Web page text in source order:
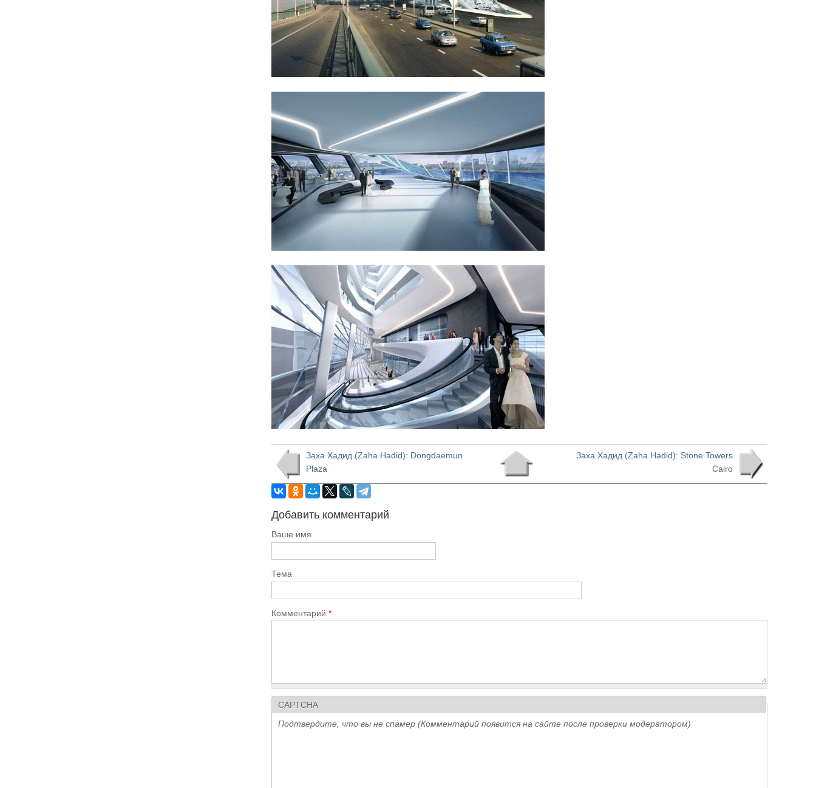
Заха Хадид (Zaha Hadid): Dongdaemun
Plaza
Заха Хадид (Zaha Hadid): Stone Towers
Cairo
Добавить комментарий
Ваше имя
Тема
Комментарий*
CAPTCHA
Подтвердите, что вы не спамер (Комментарий появится на сайте после проверки модератором)